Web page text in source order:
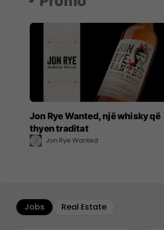
Jon Rye Wanted, një whisky që
thyen traditat
Jon Rye Wanted
Jobs Real Estate